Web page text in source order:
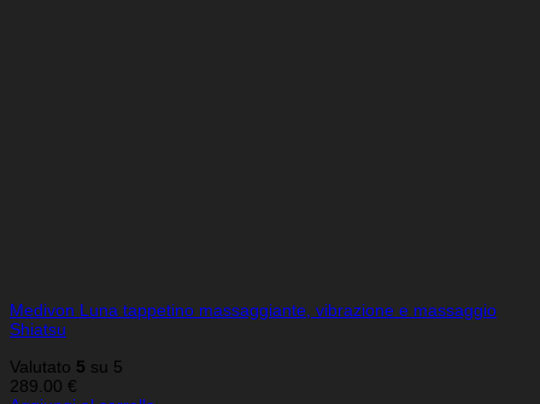
Medivon Luna tappetino massaggiante, vibrazione e massaggio
Shiatsu
Valutato 5 su 5
289.00 €